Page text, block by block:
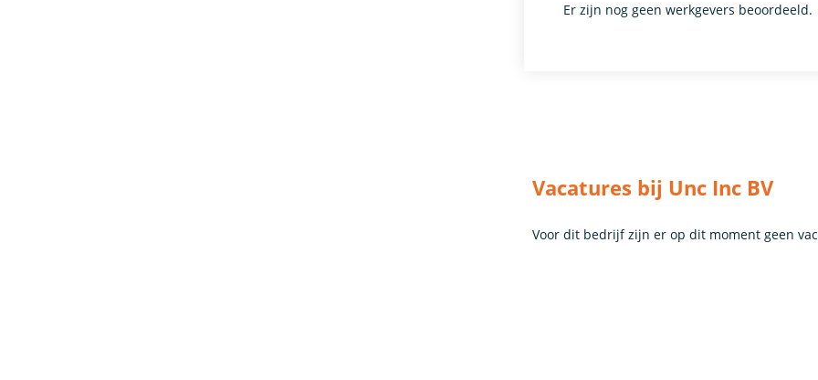
Er zijn nog geen werkgevers beoordeeld.
Vacatures bij Unc Inc BV
Voor dit bedrijf zijn er op dit moment geen